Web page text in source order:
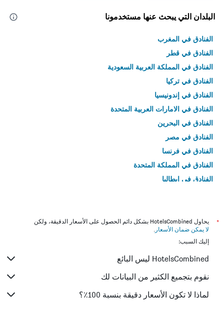
البلدان التي يبحث عنها مستخدمونا
الفنادق في المغرب
الفنادق في قطر
الفنادق في المملكة العربية السعودية
الفنادق في تركيا
الفنادق في إندونيسيا
الفنادق في الامارات العربية المتحدة
الفنادق في البحرين
الفنادق في مصر
الفنادق في فرنسا
الفنادق في المملكة المتحدة
الفنادق في إيطاليا
*
يحاول HotelsCombined بشكل دائم الحصول على الأسعار الدقيقة، ولكن
لا يمكن ضمان الأسعار .
إليك السبب:
HotelsCombined ليس البائع
نقوم بتجميع الكثير من البيانات لك
لماذا لا تكون الأسعار دقيقة بنسبة 100٪؟